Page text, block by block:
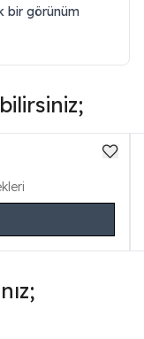
bir görünüm